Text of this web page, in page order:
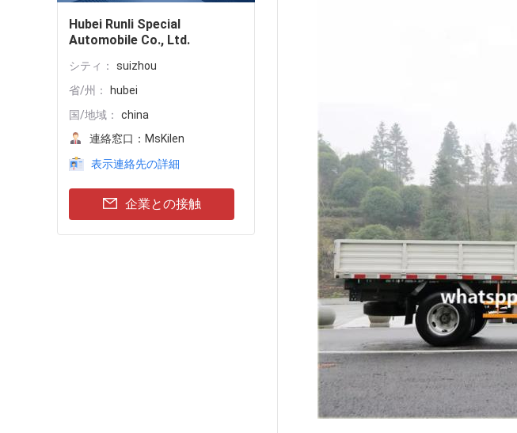
Hubei Runli Special
Automobile Co., Ltd.
シティ：
suizhou
省/州：
hubei
国/地域：
china
連絡窓口： MsKilen
表示連絡先の詳細
企業との接触